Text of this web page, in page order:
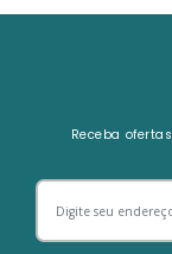
Receba